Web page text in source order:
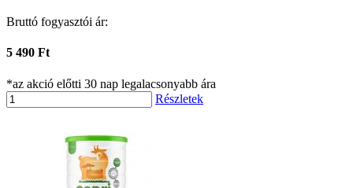
Bruttó fogyasztói ár:
5 490 Ft
*az akció előtti 30 nap legalacsonyabb ára
Részletek